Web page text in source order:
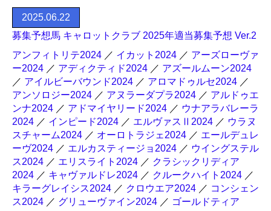
2025.06.22
募集予想馬 キャロットクラブ 2025年適当募集予想 Ver.2
アンフィトリテ2024 ／ イカット2024 ／ アーズローヴァ
ー2024 ／ アディクティド2024 ／ アズールムーン2024
／ アイルビーバウンド2024 ／ アロマドゥルセ2024 ／
アンソロジー2024 ／ アヌラーダプラ2024 ／ アルドゥエ
ンナ2024 ／ アドマイヤリード2024 ／ ウナアラバレーラ
2024 ／ インピード2024 ／ エルヴァスⅡ2024 ／ ウラヌ
スチャーム2024 ／ オーロトラジェ2024 ／ エールデュレ
ーヴ2024 ／ エルカスティージョ2024 ／ ウイングステル
ス2024 ／ エリスライト2024 ／ クラシックリディア
2024 ／ キャヴァルドレ2024 ／ クルークハイト2024 ／
キラーグレイシス2024 ／ クロウエア2024 ／ コンシェン
ス2024 ／ グリューヴァイン2024 ／ ゴールドティア